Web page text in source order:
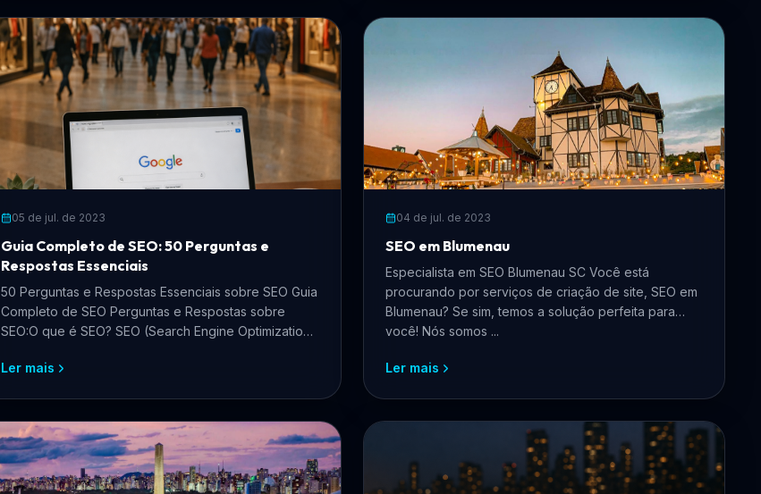
05 de jul. de 2023
Guia Completo de SEO: 50 Perguntas e
Respostas Essenciais
50 Perguntas e Respostas Essenciais sobre SEO Guia
Completo de SEO Perguntas e Respostas sobre
SEO:O que é SEO? SEO (Search Engine Optimization
Ler mais
04 de jul. de 2023
SEO em Blumenau
Especialista em SEO Blumenau SC Você está
procurando por serviços de criação de site, SEO em
Blumenau? Se sim, temos a solução perfeita para
você! Nós somos ...
Ler mais